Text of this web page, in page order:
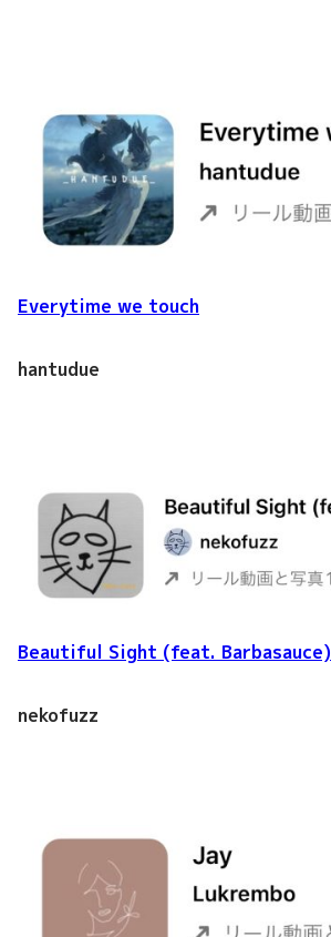
Everytime we touch
hantudue
Beautiful Sight (feat. Barbasauce)
nekofuzz